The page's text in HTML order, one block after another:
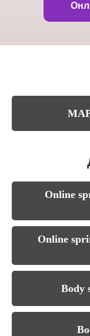
Online
Online
Body